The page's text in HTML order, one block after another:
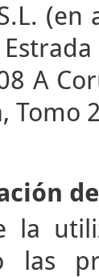
(en
A
Tomo
la
las